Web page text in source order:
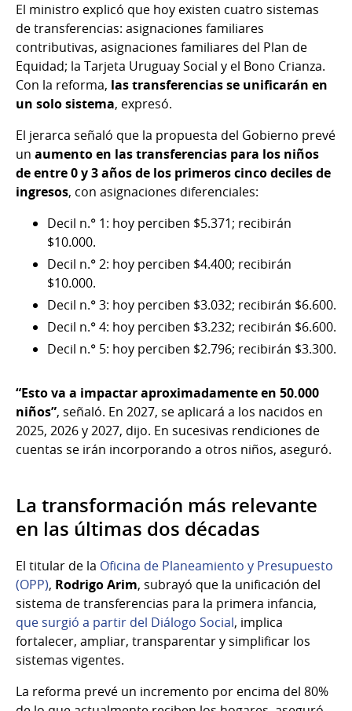
El ministro explicó que hoy existen cuatro sistemas
de transferencias: asignaciones familiares
contributivas, asignaciones familiares del Plan de
Equidad; la Tarjeta Uruguay Social y el Bono Crianza.
Con la reforma, las transferencias se unificarán en
un solo sistema, expresó.
El jerarca señaló que la propuesta del Gobierno prevé
un aumento en las transferencias para los niños
de entre 0 y 3 años de los primeros cinco deciles de
ingresos, con asignaciones diferenciales:
Decil n.° 1: hoy perciben $5.371; recibirán
$10.000.
Decil n.° 2: hoy perciben $4.400; recibirán
$10.000.
Decil n.° 3: hoy perciben $3.032; recibirán $6.600.
Decil n.° 4: hoy perciben $3.232; recibirán $6.600.
Decil n.° 5: hoy perciben $2.796; recibirán $3.300.
“Esto va a impactar aproximadamente en 50.000
niños”, señaló. En 2027, se aplicará a los nacidos en
2025, 2026 y 2027, dijo. En sucesivas rendiciones de
cuentas se irán incorporando a otros niños, aseguró.
La transformación más relevante
en las últimas dos décadas
El titular de la Oficina de Planeamiento y Presupuesto
(OPP), Rodrigo Arim, subrayó que la unificación del
sistema de transferencias para la primera infancia,
que surgió a partir del Diálogo Social, implica
fortalecer, ampliar, transparentar y simplificar los
sistemas vigentes.
La reforma prevé un incremento por encima del 80%